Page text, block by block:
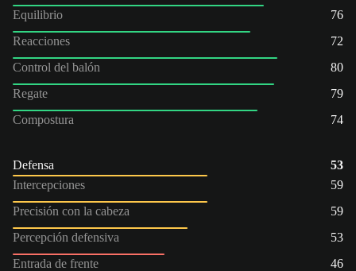
Equilibrio
76
Reacciones
72
Control del balón
80
Regate
79
Compostura
74
Defensa
53
Intercepciones
59
Precisión con la cabeza
59
Percepción defensiva
53
Entrada de frente
46